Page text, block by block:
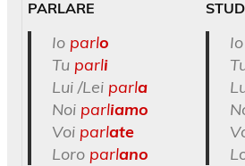
PARLARE
Io parlo
Tu parli
Lui /Lei parla
Noi parliamo
Voi parlate
Loro parlano
Io